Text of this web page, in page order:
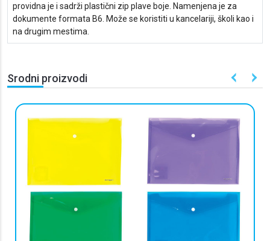
providna je i sadrži plastični zip plave boje. Namenjena je za
dokumente formata B6. Može se koristiti u kancelariji, školi kao i
na drugim mestima.
Srodni proizvodi